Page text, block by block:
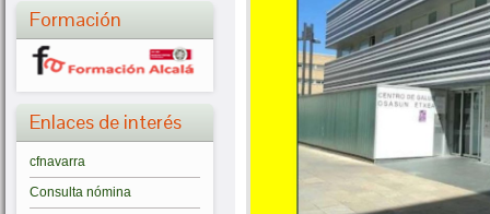
Formación
Enlaces de interés
cfnavarra
Consulta nómina